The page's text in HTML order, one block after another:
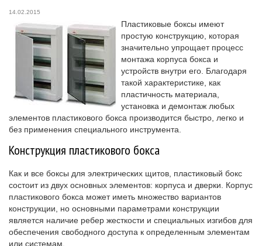
14.02.2015
Пластиковые боксы имеют
простую конструкцию, которая
значительно упрощает процесс
монтажа корпуса бокса и
устройств внутри его. Благодаря
такой характеристике, как
пластичность материала,
установка и демонтаж любых
элементов пластикового бокса производится быстро, легко и
без применения специального инструмента.
Конструкция пластикового бокса
Как и все боксы для электрических щитов, пластиковый бокс
состоит из двух основных элементов: корпуса и дверки. Корпус
пластикового бокса может иметь множество вариантов
конструкции, но основными параметрами конструкции
является наличие ребер жесткости и специальных изгибов для
обеспечения свободного доступа к определенным элементам
или системам.